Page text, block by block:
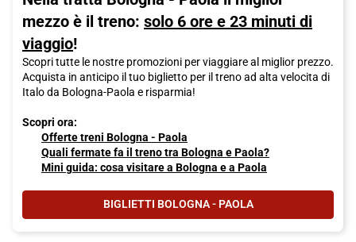
mezzo è il treno: solo 6 ore e 23 minuti di
viaggio!
Scopri tutte le nostre promozioni per viaggiare al miglior prezzo.
Acquista in anticipo il tuo biglietto per il treno ad alta velocita di
Italo da Bologna-Paola e risparmia!
Scopri ora:
Offerte treni Bologna - Paola
Quali fermate fa il treno tra Bologna e Paola?
Mini guida: cosa visitare a Bologna e a Paola
BIGLIETTI BOLOGNA - PAOLA